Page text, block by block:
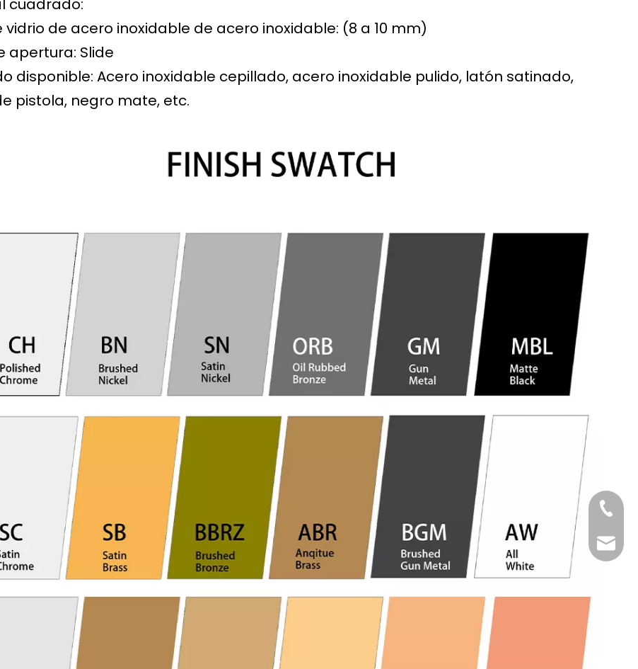
cuadrado:
vidrio de acero inoxidable de acero inoxidable: (8 a 10 mm)
apertura: Slide
disponible: Acero inoxidable cepillado, acero inoxidable pulido, latón satinado,
pistola, negro mate, etc.
Tel
Email